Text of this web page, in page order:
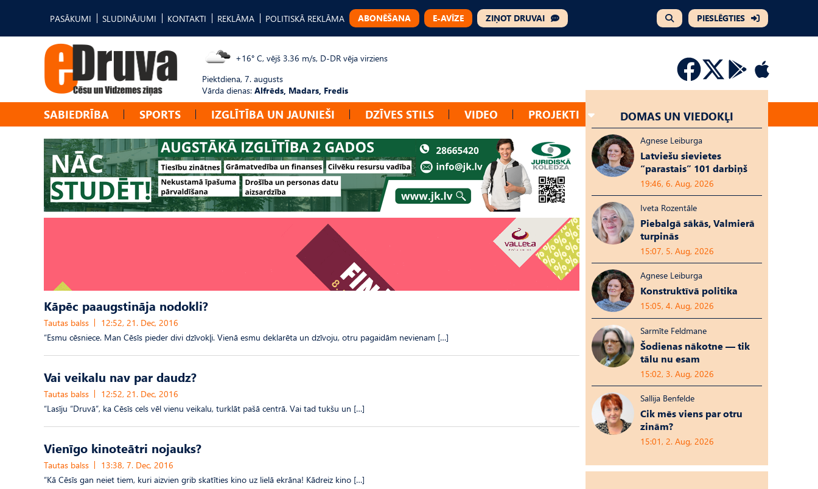
PASĀKUMI SLUDINĀJUMI KONTAKTI REKLĀMA POLITISKĀ REKLĀMA ABONĒŠANA E-AVĪZE ZIŅOT DRUVAI PIESLĒGTIES
+16° C, vējš 3.36 m/s, D-DR vēja virziens
Piektdiena, 7. augusts
Vārda dienas: Alfrēds, Madars, Fredis
SABIEDRĪBA SPORTS IZGLĪTĪBA UN JAUNIEŠI DZĪVES STILS VIDEO PROJEKTI
Kāpēc paaugstināja nodokli?
Tautas balss
12:52, 21. Dec, 2016
“Esmu cēsniece. Man Cēsīs pieder divi dzīvokļi. Vienā esmu deklarēta un dzīvoju, otru pagaidām nevienam […]
Vai veikalu nav par daudz?
Tautas balss
12:52, 21. Dec, 2016
“Lasīju “Druvā”, ka Cēsīs cels vēl vienu veikalu, turklāt pašā centrā. Vai tad tukšu un […]
Vienīgo kinoteātri nojauks?
Tautas balss
13:38, 7. Dec, 2016
“Kā Cēsīs gan neiet tiem, kuri aizvien grib skatīties kino uz lielā ekrāna! Kādreiz kino […]
DOMAS UN VIEDOKĻI
Agnese Leiburga
Latviešu sievietes
“parastais” 101 darbiņš
19:46, 6. Aug, 2026
Iveta Rozentāle
Piebalgā sākās, Valmierā
turpinās
15:07, 5. Aug, 2026
Agnese Leiburga
Konstruktīvā politika
15:05, 4. Aug, 2026
Sarmīte Feldmane
Šodienas nākotne — tik
tālu nu esam
15:02, 3. Aug, 2026
Sallija Benfelde
Cik mēs viens par otru
zinām?
15:01, 2. Aug, 2026